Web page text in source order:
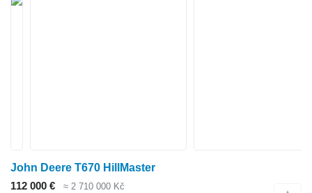
John Deere T670 HillMaster
112 000 €
≈ 2 710 000 Kč